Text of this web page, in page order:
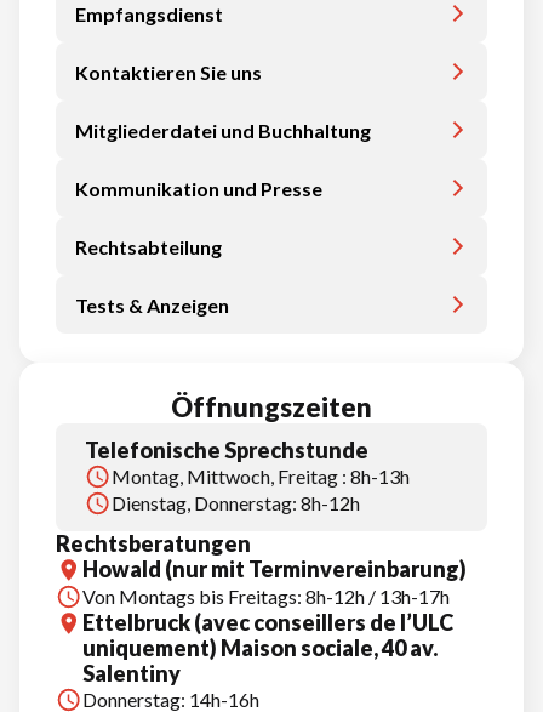
Empfangsdienst
Kontaktieren Sie uns
Mitgliederdatei und Buchhaltung
Kommunikation und Presse
Rechtsabteilung
Tests & Anzeigen
Öffnungszeiten
Telefonische Sprechstunde
Montag, Mittwoch, Freitag : 8h-13h
Dienstag, Donnerstag: 8h-12h
Rechtsberatungen
Howald (nur mit Terminvereinbarung)
Von Montags bis Freitags: 8h-12h / 13h-17h
Ettelbruck (avec conseillers de l’ULC
uniquement) Maison sociale, 40 av.
Salentiny
Donnerstag: 14h-16h